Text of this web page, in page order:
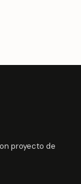
proyecto de